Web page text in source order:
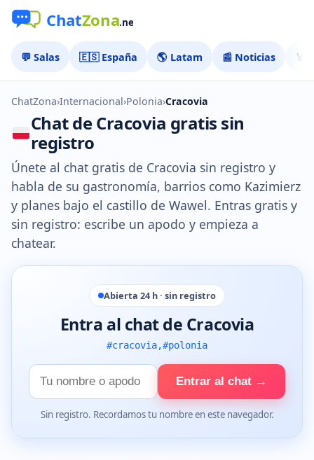
💬 Salas 🇪🇸 España 🌎 Latam 📰 Noticias 🏅
ChatZona›Internacional›Polonia›Cracovia
Chat de Cracovia gratis sin
registro
Únete al chat gratis de Cracovia sin registro y
habla de su gastronomía, barrios como Kazimierz
y planes bajo el castillo de Wawel. Entras gratis y
sin registro: escribe un apodo y empieza a
chatear.
Abierta 24 h · sin registro
Entra al chat de Cracovia
#cracovia,#polonia
Tu
nombre
Entrar al chat →
Sin registro. Recordamos tu nombre en este navegador.